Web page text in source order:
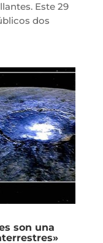
Este 29
dos
son una